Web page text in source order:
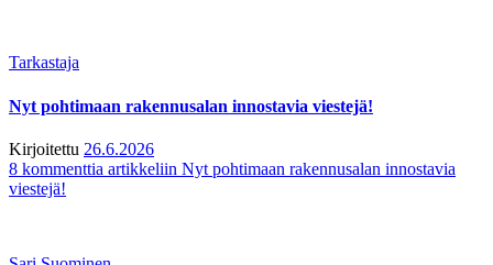
Tarkastaja
Nyt pohtimaan rakennusalan innostavia viestejä!
Kirjoitettu 26.6.2026
8 kommenttia artikkeliin Nyt pohtimaan rakennusalan innostavia
viestejä!